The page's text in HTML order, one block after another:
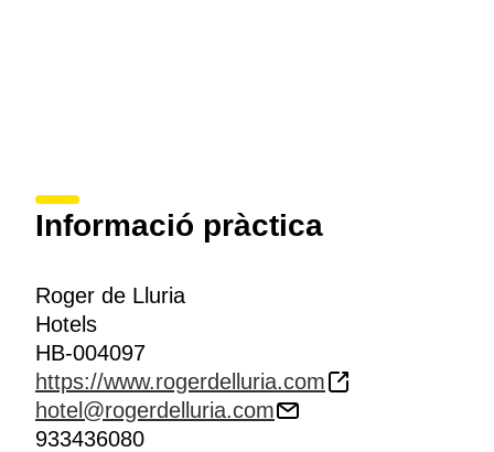
Informació pràctica
Roger de Lluria
Hotels
HB-004097
https://www.rogerdelluria.com
hotel@rogerdelluria.com
933436080